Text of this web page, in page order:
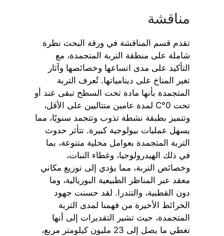
مناقشة
تقدم قسم المناقشة في ورقة البحث نظرة
شاملة على منطقة التربة المتجمدة، مع
التأكيد على مدى اتساعها وخصائصها وآثار
تغير المناخ على دينامياتها. تُعرف التربة
المتجمدة بأنها مادة تحت السطح تبقى عند أو
تحت 0°C لمدة عامين متتاليين على الأقل،
وتتميز بطبقة نشطة تذوب وتتجمد سنويًا، مما
يسهل عمليات بيولوجية كبيرة. تتأثر حدوث
التربة المتجمدة بعوامل محلية متنوعة، بما
في ذلك الهيدرولوجيا، وغطاء النبات،
وخصائص التربة، مما يؤدي إلى توزيع مكاني
معقد عبر المناظر الطبيعية البوريالية، وما
دون القطبية، والتندرا. لقد حسنت جهود
الخرائط الأخيرة من فهمنا لمدى التربة
المتجمدة، حيث تشير التقديرات إلى أنها
تغطي ما يصل إلى 23 مليون كيلومتر مربع،